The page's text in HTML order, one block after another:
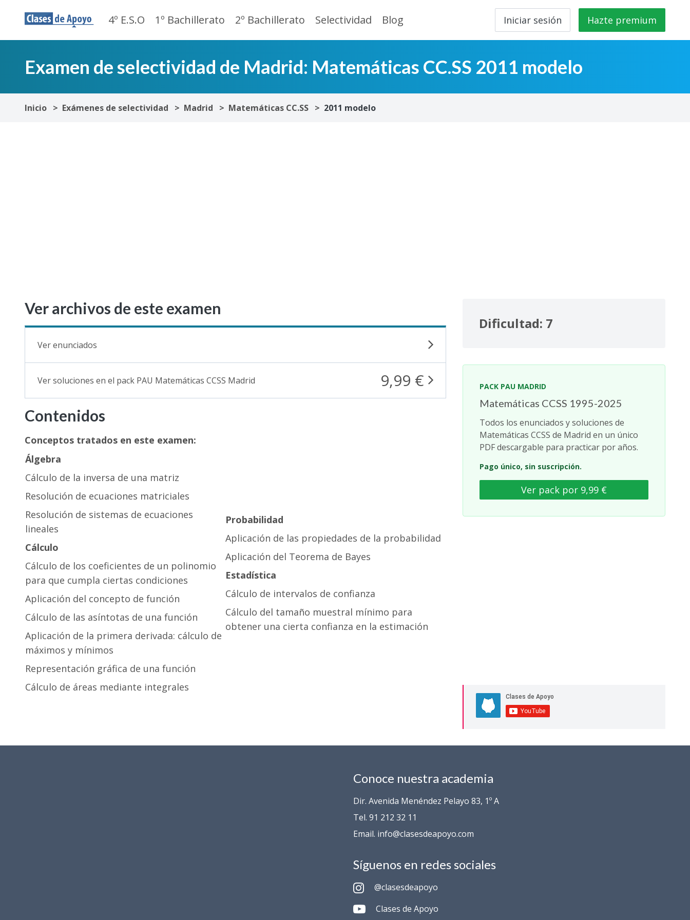
4º E.S.O 1º Bachillerato 2º Bachillerato Selectividad Blog Iniciar sesión Hazte premium
Examen de selectividad de Madrid: Matemáticas CC.SS 2011 modelo
Inicio Exámenes de selectividad Madrid Matemáticas CC.SS 2011 modelo
Ver archivos de este examen
Ver enunciados
Ver soluciones en el pack PAU Matemáticas CCSS Madrid 9,99 €
Contenidos
Conceptos tratados en este examen:
Álgebra
Cálculo de la inversa de una matriz
Resolución de ecuaciones matriciales
Resolución de sistemas de ecuaciones
lineales
Cálculo
Cálculo de los coeficientes de un polinomio
para que cumpla ciertas condiciones
Aplicación del concepto de función
Cálculo de las asíntotas de una función
Aplicación de la primera derivada: cálculo de
máximos y mínimos
Representación gráfica de una función
Cálculo de áreas mediante integrales
Probabilidad
Aplicación de las propiedades de la probabilidad
Aplicación del Teorema de Bayes
Estadística
Cálculo de intervalos de confianza
Cálculo del tamaño muestral mínimo para
obtener una cierta confianza en la estimación
Dificultad: 7
PACK PAU MADRID
Matemáticas CCSS 1995-2025
Todos los enunciados y soluciones de
Matemáticas CCSS de Madrid en un único
PDF descargable para practicar por años.
Pago único, sin suscripción.
Ver pack por 9,99 €
Conoce nuestra academia
Dir. Avenida Menéndez Pelayo 83, 1º A
Tel. 91 212 32 11
Email. info@clasesdeapoyo.com
Síguenos en redes sociales
@clasesdeapoyo
Clases de Apoyo